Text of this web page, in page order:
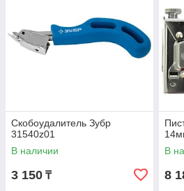
Скобоудалитель Зубр
31540z01
В наличии
3 150 ₸
В
8